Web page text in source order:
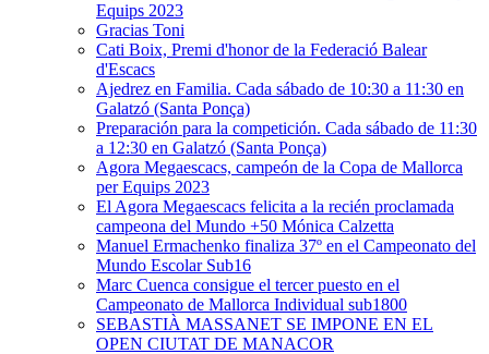
Equips 2023
Gracias Toni
Cati Boix, Premi d'honor de la Federació Balear
d'Escacs
Ajedrez en Familia. Cada sábado de 10:30 a 11:30 en
Galatzó (Santa Ponça)
Preparación para la competición. Cada sábado de 11:30
a 12:30 en Galatzó (Santa Ponça)
Agora Megaescacs, campeón de la Copa de Mallorca
per Equips 2023
El Agora Megaescacs felicita a la recién proclamada
campeona del Mundo +50 Mónica Calzetta
Manuel Ermachenko finaliza 37º en el Campeonato del
Mundo Escolar Sub16
Marc Cuenca consigue el tercer puesto en el
Campeonato de Mallorca Individual sub1800
SEBASTIÀ MASSANET SE IMPONE EN EL
OPEN CIUTAT DE MANACOR